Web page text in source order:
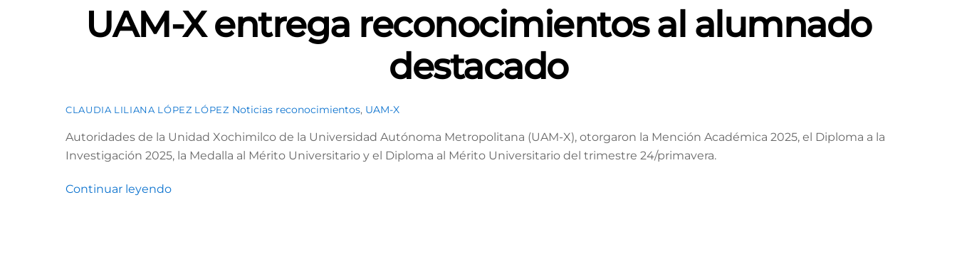
UAM-X entrega reconocimientos al alumnado
destacado
CLAUDIA LILIANA LÓPEZ LÓPEZ Noticias reconocimientos, UAM-X
Autoridades de la Unidad Xochimilco de la Universidad Autónoma Metropolitana (UAM-X), otorgaron la Mención Académica 2025, el Diploma a la
Investigación 2025, la Medalla al Mérito Universitario y el Diploma al Mérito Universitario del trimestre 24/primavera.
Continuar leyendo